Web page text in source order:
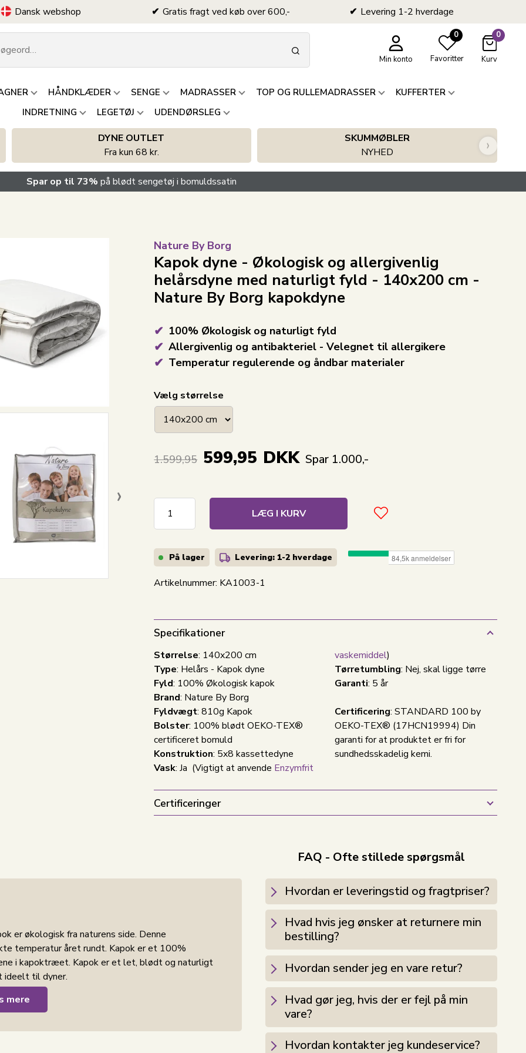
Dansk webshop Gratis fragt ved køb over 600,- Levering 1-2 hverdage
Min konto
0
Favoritter
0
Kurv
HÅNDKLÆDER SENGE MADRASSER TOP OG RULLEMADRASSER
KUFFERTER
INDRETNING
LEGETØJ UDENDØRSLEG
DYNE OUTLET
Fra kun 68 kr.
SKUMMØBLER
NYHED
›
Spar op til 73% på blødt sengetøj i bomuldssatin
›
Nature By Borg
Kapok dyne - Økologisk og allergivenlig
helårsdyne med naturligt fyld - 140x200 cm -
Nature By Borg kapokdyne
100% Økologisk og naturligt fyld
Allergivenlig og antibakteriel - Velegnet til allergikere
Temperatur regulerende og åndbar materialer
Vælg størrelse
1.599,95 599,95 DKK Spar 1.000,-
LÆG I KURV
På lager Levering: 1-2 hverdage
Artikelnummer: KA1003-1
Specifikationer
Størrelse: 140x200 cm
Type: Helårs - Kapok dyne
Fyld: 100% Økologisk kapok
Brand: Nature By Borg
Fyldvægt: 810g Kapok
Bolster: 100% blødt OEKO-TEX®
certificeret bomuld
Konstruktion: 5x8 kassettedyne
Vask: Ja (Vigtigt at anvende Enzymfrit
vaskemiddel)
Tørretumbling: Nej, skal ligge tørre
Garanti: 5 år
Certificering: STANDARD 100 by
OEKO-TEX® (17HCN19994) Din
garanti for at produktet er fri for
sundhedsskadelig kemi.
Certificeringer
er økologisk fra naturens side. Denne
temperatur året rundt. Kapok er et 100%
i kapoktræet. Kapok er et let, blødt og naturligt
ideelt til dyner.
holder dig varm på kolde nætter og kølig, når det
så du altid kan sove tørt og behageligt.
mere
FAQ - Ofte stillede spørgsmål
Hvordan er leveringstid og fragtpriser?
Hvad hvis jeg ønsker at returnere min
bestilling?
Hvordan sender jeg en vare retur?
Hvad gør jeg, hvis der er fejl på min
vare?
Hvordan kontakter jeg kundeservice?